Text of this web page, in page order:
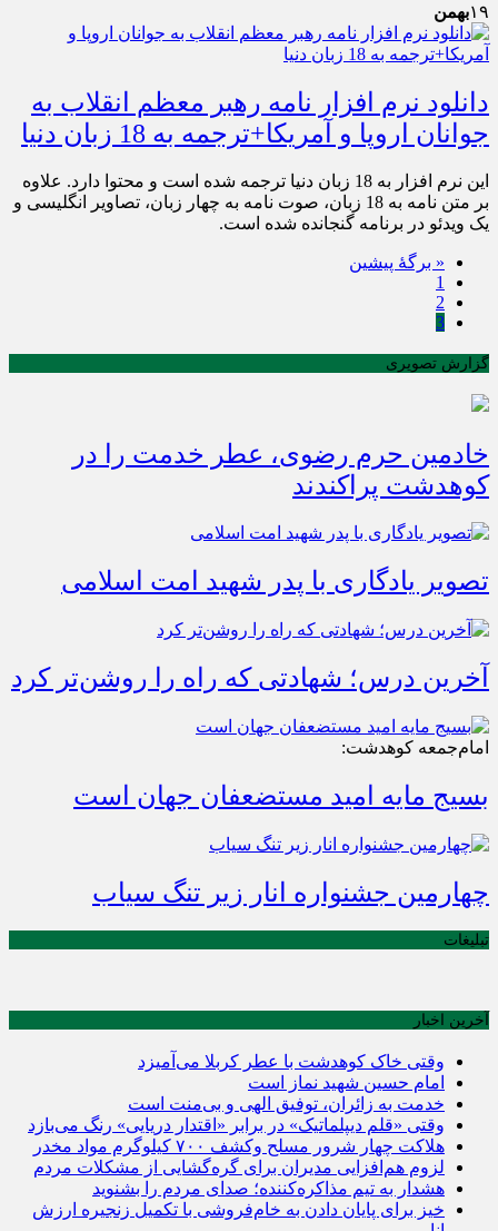
۱۹بهمن
دانلود نرم افزار نامه رهبر معظم انقلاب به
جوانان اروپا و آمریکا+ترجمه به 18 زبان دنیا
این نرم افزار به 18 زبان دنیا ترجمه شده است و محتوا دارد. علاوه
بر متن نامه به 18 زبان، صوت نامه به چهار زبان، تصاویر انگلیسی و
یک ویدئو در برنامه گنجانده شده است.
« برگه‌ٔ پیشین
1
2
3
گزارش تصویری
خادمین حرم رضوی، عطر خدمت را در
کوهدشت پراکندند
تصویر یادگاری با پدر شهید امت اسلامی
آخرین درس؛ شهادتی که راه را روشن‌تر کرد
امام‌جمعه کوهدشت:
بسیج مایه امید مستضعفان جهان است
چهارمین جشنواره انار زیر تنگ سیاب
تبلیغات
آخرین اخبار
وقتی خاک کوهدشت با عطر کربلا می‌آمیزد
امام حسین شهید نماز است
خدمت به زائران، توفیق الهی و بی‌منت است
وقتی «قلم دیپلماتیک» در برابر «اقتدار دریایی» رنگ می‌بازد
هلاکت چهار شرور مسلح وکشف ۷۰۰ کیلوگرم مواد مخدر
لزوم هم‌افزایی مدیران برای گره‌گشایی از مشکلات مردم
هشدار به تیم مذاکره‌کننده؛ صدای مردم را بشنوید
خیز برای پایان دادن به خام‌فروشی با تکمیل زنجیره ارزش